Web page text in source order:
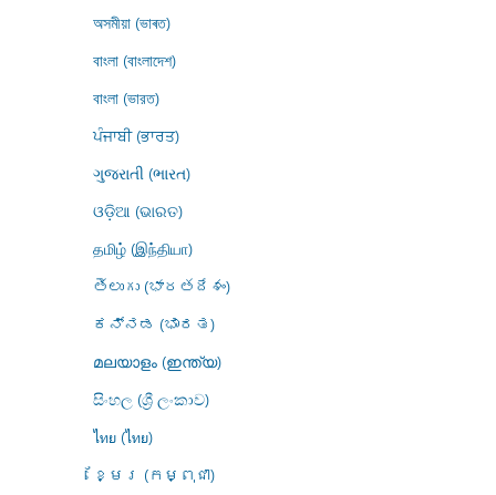
অসমীয়া (ভাৰত)
বাংলা (বাংলাদেশ)
বাংলা (ভারত)
ਪੰਜਾਬੀ (ਭਾਰਤ)
ગુજરાતી (ભારત)
ଓଡ଼ିଆ (ଭାରତ)
தமிழ் (இந்தியா)
తెలుగు (భారతదేశం)
ಕನ್ನಡ (ಭಾರತ)
മലയാളം (ഇന്ത്യ)
සිංහල (ශ්‍රී ලංකාව)
ไทย (ไทย)
ខ្មែរ (កម្ពុជា)